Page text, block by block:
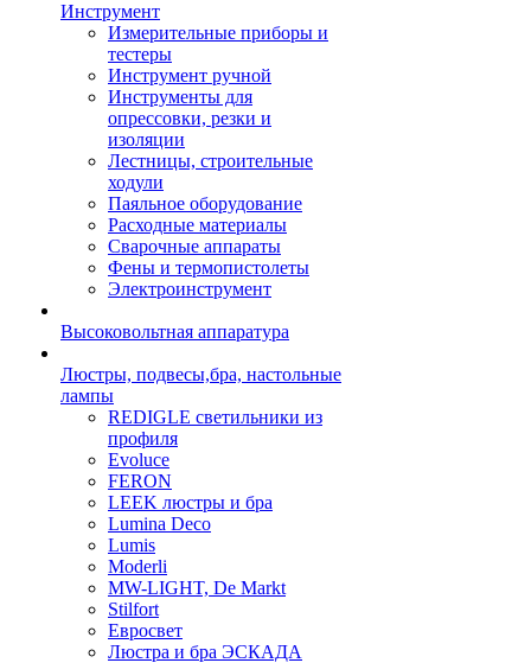
Инструмент
Измерительные приборы и
тестеры
Инструмент ручной
Инструменты для
опрессовки, резки и
изоляции
Лестницы, строительные
ходули
Паяльное оборудование
Расходные материалы
Сварочные аппараты
Фены и термопистолеты
Электроинструмент
Высоковольтная аппаратура
Люстры, подвесы,бра, настольные
лампы
REDIGLE светильники из
профиля
Evoluce
FERON
LEEK люстры и бра
Lumina Deco
Lumis
Moderli
MW-LIGHT, De Markt
Stilfort
Евросвет
Люстра и бра ЭСКАДА